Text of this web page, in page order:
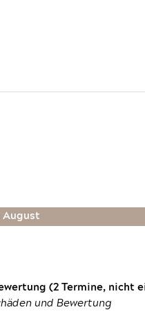
August
(2 Termine, nicht
und Bewertung